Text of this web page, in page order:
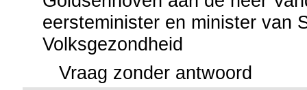
eersteminister en minister van
Volksgezondheid
Vraag zonder antwoord